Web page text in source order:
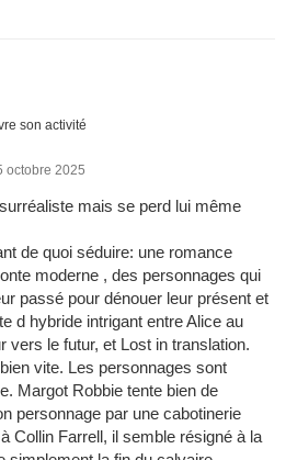
son activité
octobre 2025
mais se perd lui même
de quoi séduire: une romance
moderne , des personnages qui
passé pour dénouer leur présent et
d hybride intrigant entre Alice au
vers le futur, et Lost in translation.
vite. Les personnages sont
Margot Robbie tente bien de
personnage par une cabotinerie
Collin Farrell, il semble résigné à la